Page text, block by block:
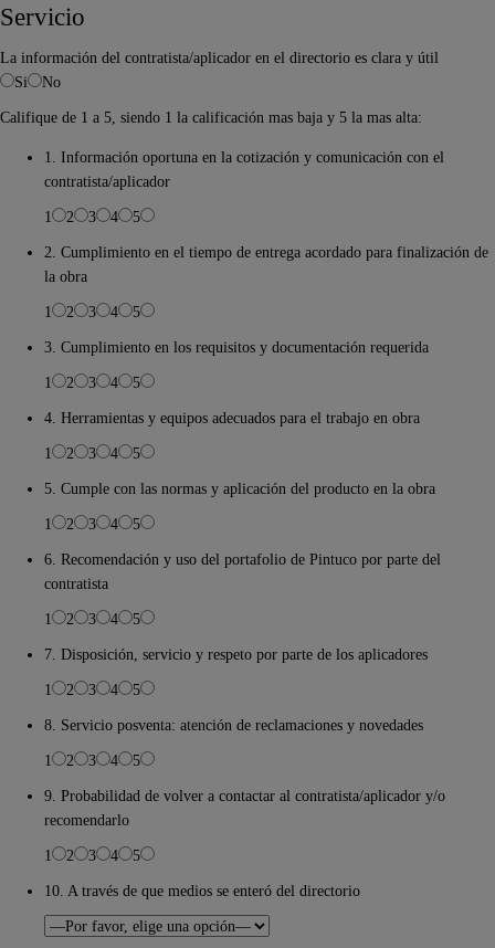
Servicio
La información del contratista/aplicador en el directorio es clara y útil
Si
No
Califique de 1 a 5, siendo 1 la calificación mas baja y 5 la mas alta:
1. Información oportuna en la cotización y comunicación con el
contratista/aplicador
1
2 3 4
5
2. Cumplimiento en el tiempo de entrega acordado para finalización de
la obra
1
2 3 4
5
3. Cumplimiento en los requisitos y documentación requerida
1
2 3 4
5
4. Herramientas y equipos adecuados para el trabajo en obra
1
2 3 4
5
5. Cumple con las normas y aplicación del producto en la obra
1
2 3 4
5
6. Recomendación y uso del portafolio de Pintuco por parte del
contratista
1
2 3 4
5
7. Disposición, servicio y respeto por parte de los aplicadores
1
2 3 4
5
8. Servicio posventa: atención de reclamaciones y novedades
1
2 3 4
5
9. Probabilidad de volver a contactar al contratista/aplicador y/o
recomendarlo
1
2 3 4
5
10. A través de que medios se enteró del directorio